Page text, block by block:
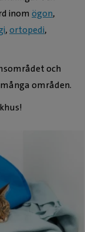
inom ögon,
,ortopedi,
och
områden.